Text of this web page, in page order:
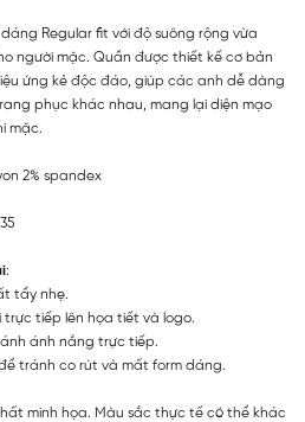
Regular fit với độ suông rộng vừa
người mặc. Quần được thiết kế cơ bản
ứng kẻ độc đáo, giúp các anh dễ dàng
phục khác nhau, mang lại diện mạo
mặc.
2% spandex
:
tẩy nhẹ.
tiếp lên họa tiết và logo.
ánh nắng trực tiếp.
tránh co rút và mất form dáng.
minh họa. Màu sắc thực tế có thể khác